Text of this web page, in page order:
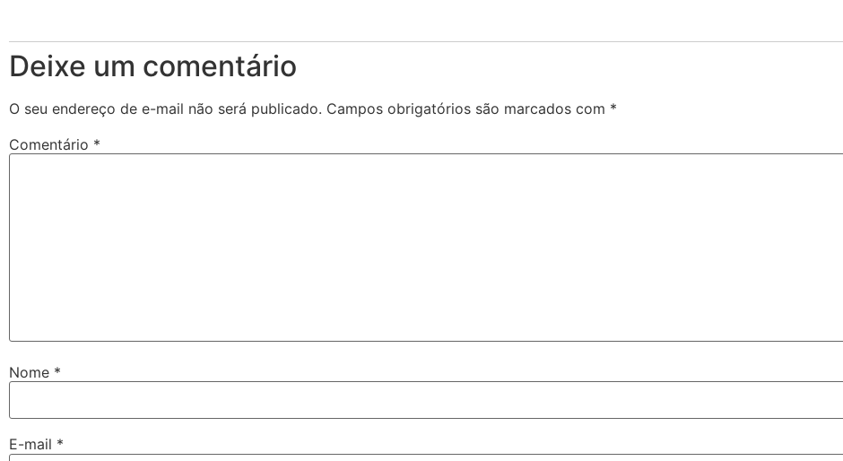
Deixe um comentário
O seu endereço de e-mail não será publicado. Campos obrigatórios são marcados com *
Comentário *
Nome *
E-mail *